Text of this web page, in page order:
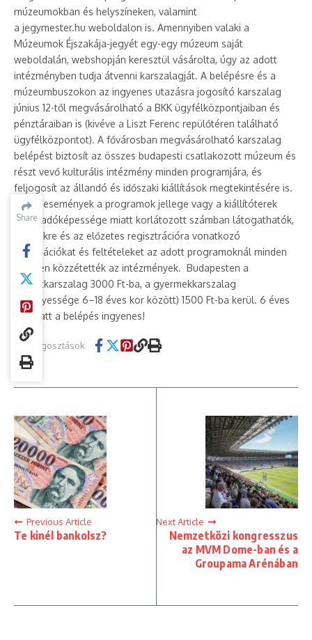
Share
múzeumokban és helyszíneken, valamint
a jegymester.hu weboldalon is. Amennyiben valaki a
Múzeumok Éjszakája-jegyét egy-egy múzeum saját
weboldalán, webshopján keresztül vásárolta, úgy az adott
intézményben tudja átvenni karszalagját. A belépésre és a
múzeumbuszokon az ingyenes utazásra jogosító karszalag
június 12-től megvásárolható a BKK ügyfélközpontjaiban és
pénztáraiban is (kivéve a Liszt Ferenc repülőtéren található
ügyfélközpontot). A fővárosban megvásárolható karszalag
belépést biztosít az összes budapesti csatlakozott múzeum és
részt vevő kulturális intézmény minden programjára, és
feljogosít az állandó és időszaki kiállítások megtekintésére is.
Egyes események a programok jellege vagy a kiállítóterek
befogadóképessége miatt korlátozott számban látogathatók,
az ezekre és az előzetes regisztrációra vonatkozó
információkat és feltételeket az adott programoknál minden
esetben közzétették az intézmények. Budapesten a
felnőttkarszalag 3000 Ft-ba, a gyermekkarszalag
(érvényessége 6–18 éves kor között) 1500 Ft-ba kerül. 6 éves
kor alatt a belépés ingyenes!
Megosztások
Previous Article
Te kinél bankolsz?
Next Article
Nemzetközi kongresszus
az MVM Dome-ban és a
Groupama Arénában
Share